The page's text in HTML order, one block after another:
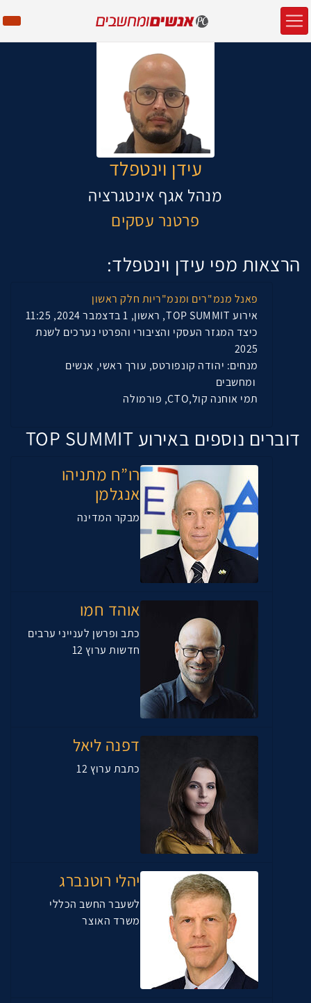
עידן וינטפלד
מנהל אגף אינטגרציה
פרטנר עסקים
הרצאות מפי עידן וינטפלד:
פאנל מנמ"רים ומנמ"ריות חלק ראשון
אירוע TOP SUMMIT, ראשון, 1 בדצמבר 2024, 11:25
כיצד המגזר העסקי והציבורי והפרטי נערכים לשנת
2025
מנחים: יהודה קונפורטס, עורך ראשי, אנשים
ומחשבים
תמי אוחנה קול,CTO, פורמולה
דוברים נוספים באירוע TOP SUMMIT
רו”ח מתניהו
אנגלמן
מבקר המדינה
אוהד חמו
כתב ופרשן לענייני ערבים
חדשות ערוץ 12
דפנה ליאל
כתבת ערוץ 12
יהלי רוטנברג
לשעבר החשב הכללי
משרד האוצר